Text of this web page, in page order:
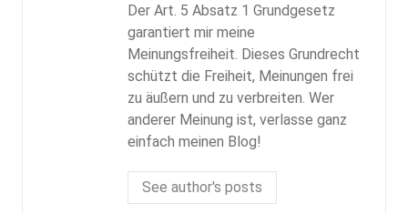
Der Art. 5 Absatz 1 Grundgesetz
garantiert mir meine
Meinungsfreiheit. Dieses Grundrecht
schützt die Freiheit, Meinungen frei
zu äußern und zu verbreiten. Wer
anderer Meinung ist, verlasse ganz
einfach meinen Blog!
See author's posts